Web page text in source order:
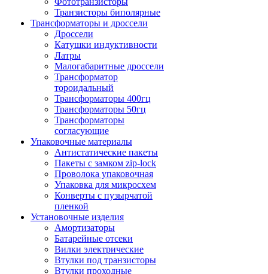
Транзисторы биполярные
Трансформаторы и дроссели
Дроссели
Катушки индуктивности
Латры
Малогабаритные дроссели
Трансформатор
тороидальный
Трансформаторы 400гц
Трансформаторы 50гц
Трансформаторы
согласующие
Упаковочные материалы
Антистатические пакеты
Пакеты с замком zip-lock
Проволока упаковочная
Упаковка для микросхем
Конверты с пузырчатой
пленкой
Установочные изделия
Амортизаторы
Батарейные отсеки
Вилки электрические
Втулки под транзисторы
Втулки проходные